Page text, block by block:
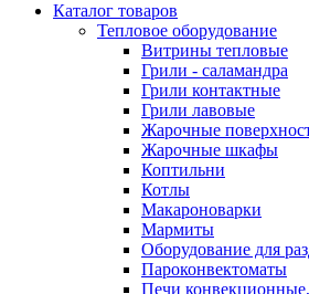
Каталог товаров
Тепловое оборудование
Витрины тепловые
Грили - саламандра
Грили контактные
Грили лавовые
Жарочные
Жарочные шкафы
Коптильни
Котлы
Макароноварки
Мармиты
Оборудование для
Пароконвектоматы
Печи